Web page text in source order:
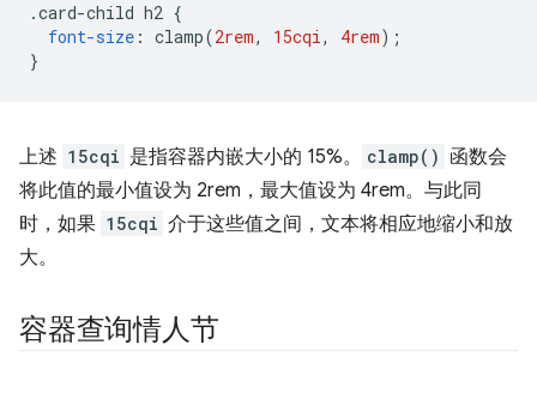
.card-child h2 {
font-size : clamp(2rem, 15cqi, 4rem);
}
上述 15cqi 是指容器内嵌大小的 15%。 clamp() 函数会
将此值的最小值设为 2rem，最大值设为 4rem。与此同
时，如果 15cqi 介于这些值之间，文本将相应地缩小和放
大。
容器查询情人节